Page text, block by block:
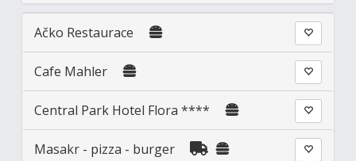
Ačko Restaurace
Cafe Mahler
Central Park Hotel Flora ****
Masakr - pizza - burger